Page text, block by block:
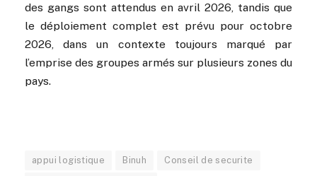
des gangs sont attendus en avril 2026, tandis que
le déploiement complet est prévu pour octobre
2026, dans un contexte toujours marqué par
l’emprise des groupes armés sur plusieurs zones du
pays.
appui logistique Binuh Conseil de securite